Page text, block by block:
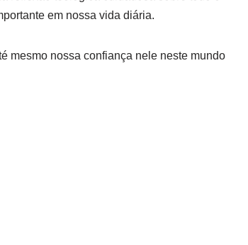
em nossa vida diária.
mesmo nossa confiança nele neste mundo